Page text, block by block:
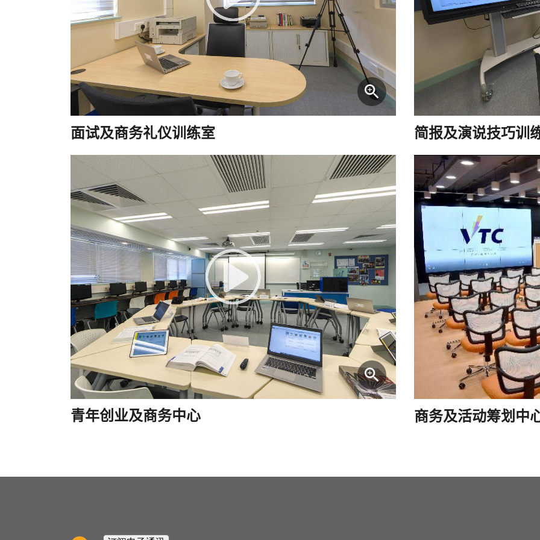
面试及商务礼仪训练室 简报及演说技巧训
青年创业及商务中心 商务及活动筹划中